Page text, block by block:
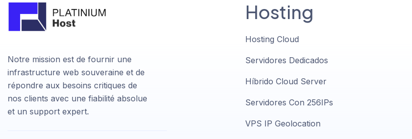
Notre mission est de fournir une
infrastructure web souveraine et de
répondre aux besoins critiques de
nos clients avec une fiabilité absolue
et un support expert.
Hosting
Hosting Cloud
Servidores Dedicados
Híbrido Cloud Server
Servidores Con 256IPs
VPS IP Geolocation